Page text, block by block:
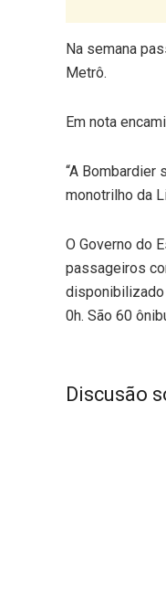
Na semana
Metrô.
Em nota
“A
monotrilho da
O Governo do
passageiros
disponibilizado
0h. São 60
Discusão